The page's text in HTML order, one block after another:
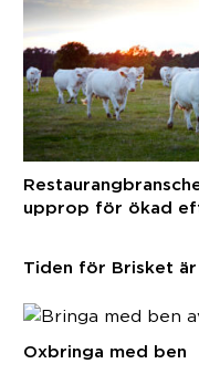
upprop för ökad
Tiden för Brisket är
Oxbringa med ben